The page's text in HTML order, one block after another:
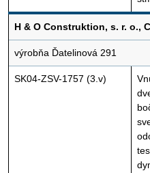
H & O Construktion, s. r. o.,
výrobňa Ďatelinová 291
SK04-ZSV-1757 (3.v)